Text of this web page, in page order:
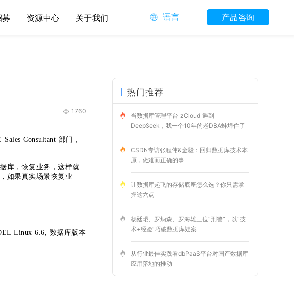
募 资源中心 关于我们 语言 产品咨询
1760
Consultant 部门，
库，恢复业务，这样就
如果真实场景恢复业
Linux 6.6, 数据库版本
热门推荐
当数据库管理平台 zCloud 遇到
DeepSeek，我一个10年的老DBA蚌埠住了
CSDN专访张程伟&金毅：回归数据库技术本
原，做难而正确的事
让数据库起飞的存储底座怎么选？你只需掌
握这六点
杨廷琨、罗炳森、罗海雄三位“刑警”，以“技
术+经验”巧破数据库疑案
从行业最佳实践看dbPaaS平台对国产数据库
应用落地的推动